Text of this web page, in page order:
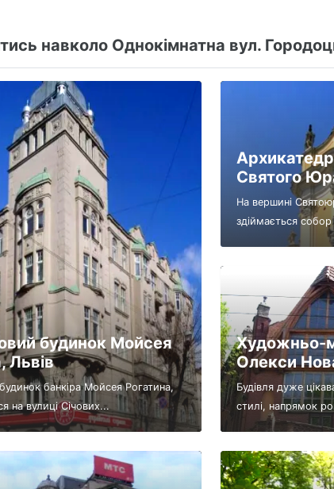
навколо Однокімнатна вул.
будинок Мойсея
Львів
банкіра Мойсея Рогатина,
на вулиці Січових...
Святого
На вершині
здіймається
Художньо-
Олекси
Будівля дуже
стилі, напрямок